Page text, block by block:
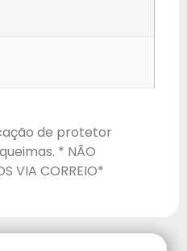
de protetor
* NÃO
VIA CORREIO*